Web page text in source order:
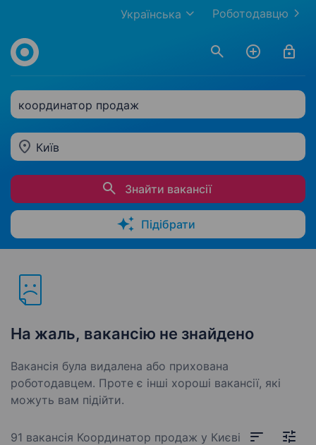
Роботодавцю
Українська
координатор продаж
Київ
Знайти вакансії
Підібрати
На жаль, вакансію не знайдено
Вакансія була видалена або прихована
роботодавцем. Проте є інші хороші вакансії, які
можуть вам підійти.
91 вакансія Координатор продаж у Києві